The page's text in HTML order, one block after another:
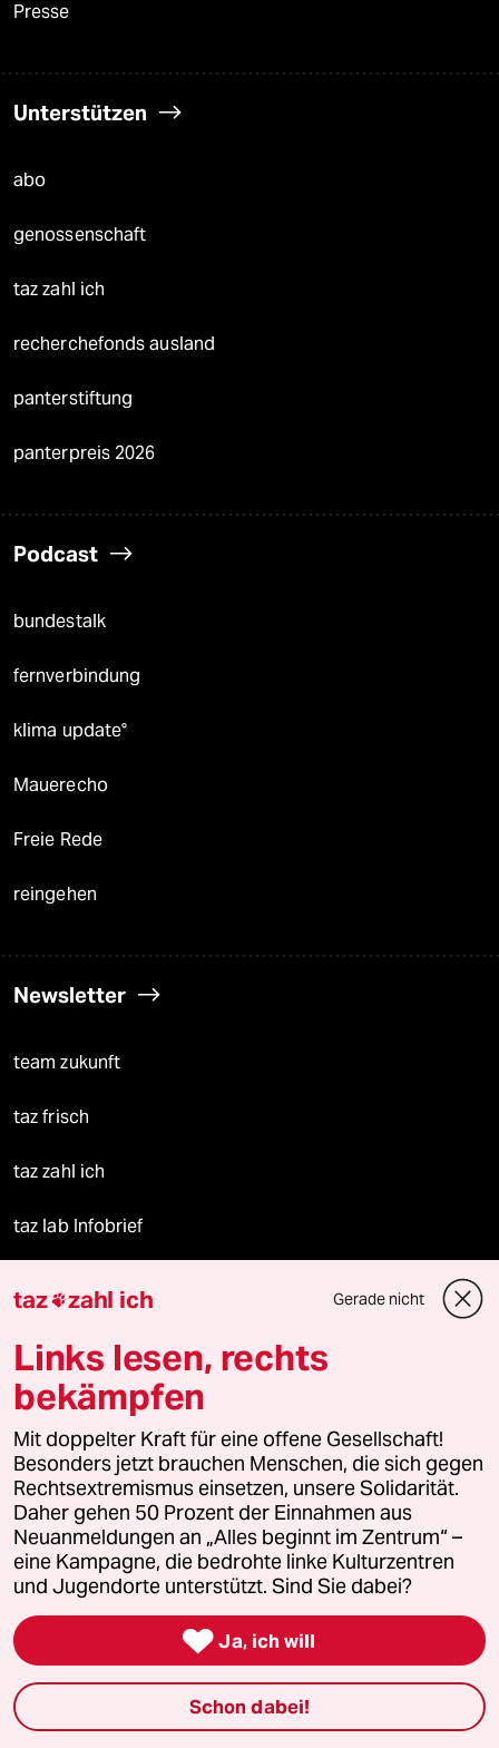
Presse
Unterstützen
abo
genossenschaft
taz zahl ich
recherchefonds ausland
panterstiftung
panterpreis 2026
Podcast
bundestalk
fernverbindung
klima update°
Mauerecho
Freie Rede
reingehen
Newsletter
team zukunft
taz frisch
taz zahl ich
taz lab Infobrief
Demnächst
Vor Ort
Live im Stream
Vergangene
taz lab 2027
Mehr taz Lesestoff
taz zahl ich Gerade nicht
Links lesen, rechts
bekämpfen
Mit doppelter Kraft für eine offene Gesellschaft!
Besonders jetzt brauchen Menschen, die sich gegen
Rechtsextremismus einsetzen, unsere Solidarität.
Daher gehen 50 Prozent der Einnahmen aus
Neuanmeldungen an „Alles beginnt im Zentrum“ –
eine Kampagne, die bedrohte linke Kulturzentren
und Jugendorte unterstützt. Sind Sie dabei?
 Ja, ich will
Schon dabei!